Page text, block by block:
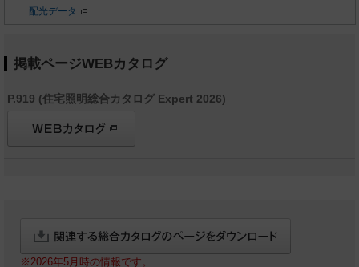
配光データ
掲載ページWEBカタログ
P.919 (住宅照明総合カタログ Expert 2026)
※2026年5月時の情報です。